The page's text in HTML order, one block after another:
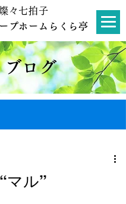
々七拍子
プホームらくら亭
ブログ
マル”